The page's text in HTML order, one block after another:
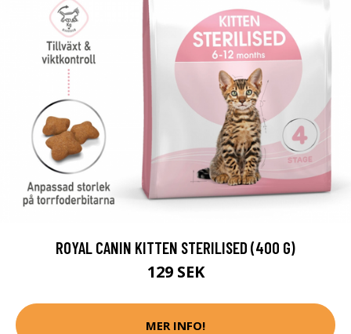
ROYAL CANIN KITTEN STERILISED (400 G)
129 SEK
MER INFO!